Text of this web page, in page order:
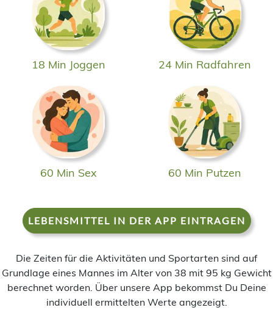
18 Min Joggen 24 Min Radfahren
60 Min Sex 60 Min Putzen
LEBENSMITTEL IN DER APP EINTRAGEN
Die Zeiten für die Aktivitäten und Sportarten sind auf
Grundlage eines Mannes im Alter von 38 mit 95 kg Gewicht
berechnet worden. Über unsere App bekommst Du Deine
individuell ermittelten Werte angezeigt.